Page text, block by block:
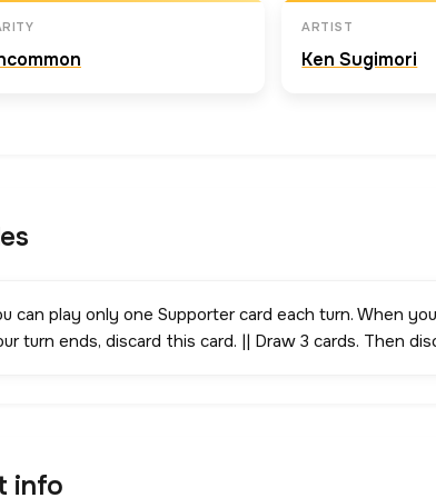
ARTIST
Ken Sugimori
can play only one Supporter card each turn. When
turn ends, discard this card. || Draw 3 cards. Then
info